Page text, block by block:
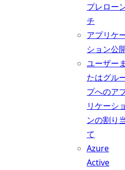
プレロー
チ
アプリケ
ション公
ユーザーま
たはグル
プへのア
リケーショ
ンの割り
て
Azure
Active